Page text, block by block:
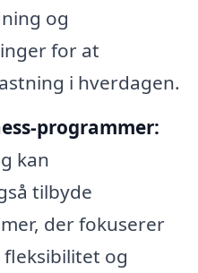
og
for at
i hverdagen.
programmer:
kan
tilbyde
der fokuserer
og